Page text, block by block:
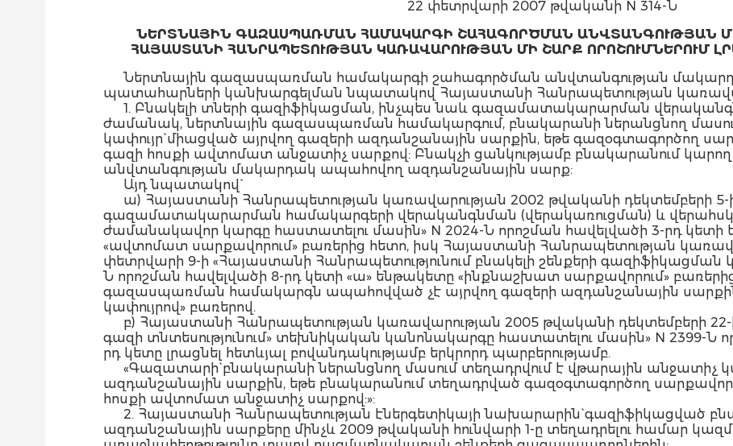
22 փետրվարի 2007 թվականի N 314-Ն
ՆԵՐՏՆԱՅԻՆ ԳԱԶԱՍՊԱՌՄԱՆ ՀԱՄԱԿԱՐԳԻ ՇԱՀԱԳՈՐԾՄԱՆ ԱՆՎՏԱՆԳՈՒԹՅԱՆ
ՀԱՅԱՍՏԱՆԻ ՀԱՆՐԱՊԵՏՈՒԹՅԱՆ ԿԱՌԱՎԱՐՈՒԹՅԱՆ ՄԻ ՇԱՐՔ ՈՐՈՇՈՒՄՆԵՐՈՒՄ
Ներտնային գազասպառման համակարգի շահագործման անվտանգության
պատահարների կանխարգելման նպատակով Հայաստանի Հանրապետության
1. Բնակելի տների գազիֆիկացման, ինչպես նաև գազամատակարարման
ժամանակ, ներտնային գազասպառման համակարգում, բնակարանի ներանցնող
կափույր` միացված այրվող գազերի ազդանշանային սարքին, եթե գազօգտագործող
գազի հոսքի ավտոմատ անջատիչ սարքով: Բնակչի ցանկությամբ բնակարանում կարող
անվտանգության մակարդակ ապահովող ազդանշանային սարք:
Այդ նպատակով`
ա) Հայաստանի Հանրապետության կառավարության 2002 թվականի դեկտեմբերի
գազամատակարարման համակարգերի վերականգնման (վերակառուցման) և
ժամանակավոր կարգը հաստատելու մասին» N 2024-Ն որոշման հավելվածի 3-րդ կետի
«ավտոմատ սարքավորում» բառերից հետո, իսկ Հայաստանի Հանրապետության
փետրվարի 9-ի «Հայաստանի Հանրապետությունում բնակելի շենքերի գազիֆիկացման
Ն որոշման հավելվածի 8-րդ կետի «ա» ենթակետը «ինքնաշխատ սարքավորում» բառերից
գազասպառման համակարգն ապահովված չէ այրվող գազերի ազդանշանային
կափույրով» բառերով.
բ) Հայաստանի Հանրապետության կառավարության 2005 թվականի դեկտեմբերի 22-
գազի տնտեսությունում» տեխնիկական կանոնակարգը հաստատելու մասին» N 2399-Ն
րդ կետը լրացնել հետևյալ բովանդակությամբ երկրորդ պարբերությամբ.
«Գազատարի` բնակարանի ներանցնող մասում տեղադրվում է վթարային անջատիչ
ազդանշանային սարքին, եթե բնակարանում տեղադրված գազօգտագործող
հոսքի ավտոմատ անջատիչ սարքով:»:
2. Հայաստանի Հանրապետության էներգետիկայի նախարարին` գազիֆիկացված
ազդանշանային սարքերը մինչև 2009 թվականի հունվարի 1-ը տեղադրելու համար